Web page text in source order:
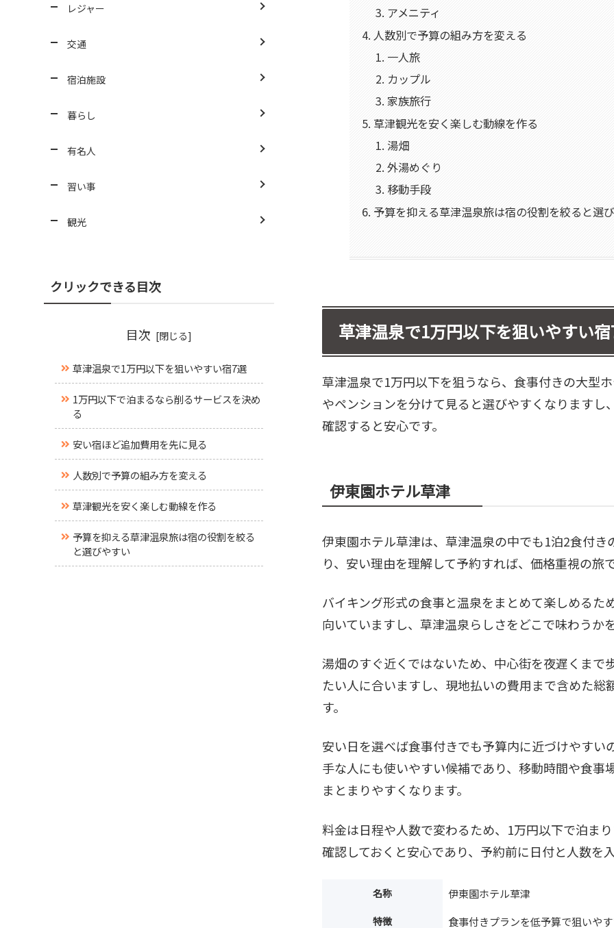
アメニティ
人数別で予算の組み方を変える
一人旅
カップル
家族旅行
草津観光を安く楽しむ動線を作る
湯畑
外湯めぐり
移動手段
予算を抑える草津温泉旅は宿の役割を絞ると選
草津温泉で1万円以下を狙いやすい
草津温泉で1万円以下を狙うなら、食事付きの大型
やペンションを分けて見ると選びやすくなります
確認すると安心です。
伊東園ホテル草津
伊東園ホテル草津は、草津温泉の中でも1泊2食付
り、安い理由を理解して予約すれば、価格重視の旅
バイキング形式の食事と温泉をまとめて楽しめる
向いていますし、草津温泉らしさをどこで味わうか
湯畑のすぐ近くではないため、中心街を夜遅くま
たい人に合いますし、現地払いの費用まで含めた
す。
安い日を選べば食事付きでも予算内に近づけやす
手な人にも使いやすい候補であり、移動時間や食
まとまりやすくなります。
料金は日程や人数で変わるため、1万円以下で泊ま
確認しておくと安心であり、予約前に日付と人数を
名称 伊東園ホテル草津
特徴 食事付きプランを低予算で狙いや
レジャー
交通
宿泊施設
暮らし
有名人
習い事
観光
クリックできる目次
目次
草津温泉で1万円以下を狙いやすい宿7選
1万円以下で泊まるなら削るサービスを決め
る
安い宿ほど追加費用を先に見る
人数別で予算の組み方を変える
草津観光を安く楽しむ動線を作る
予算を抑える草津温泉旅は宿の役割を絞る
と選びやすい